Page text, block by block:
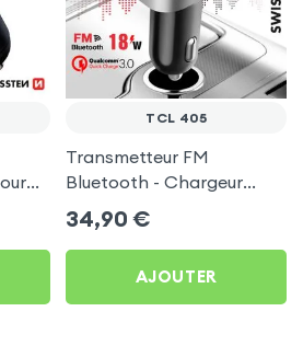
TCL 405
Transmetteur FM
Bluetooth - Chargeur
Voiture USB C + USB -
Swissten
34,90 €
AJOUTER